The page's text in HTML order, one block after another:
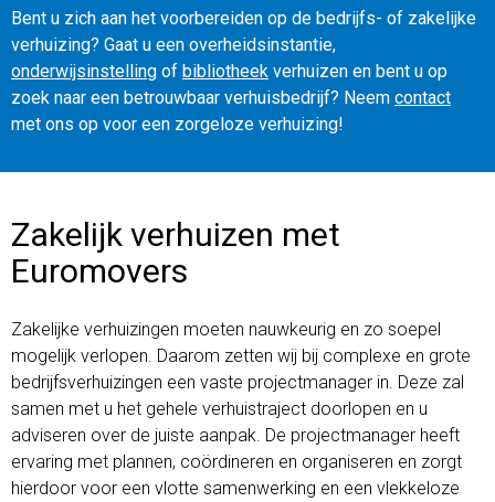
Bent u zich aan het voorbereiden op de bedrijfs- of zakelijke
verhuizing? Gaat u een overheidsinstantie,
onderwijsinstelling of bibliotheek verhuizen en bent u op
zoek naar een betrouwbaar verhuisbedrijf? Neem contact
met ons op voor een zorgeloze verhuizing!
Zakelijk verhuizen met
Euromovers
Zakelijke verhuizingen moeten nauwkeurig en zo soepel
mogelijk verlopen. Daarom zetten wij bij complexe en grote
bedrijfsverhuizingen een vaste projectmanager in. Deze zal
samen met u het gehele verhuistraject doorlopen en u
adviseren over de juiste aanpak. De projectmanager heeft
ervaring met plannen, coördineren en organiseren en zorgt
hierdoor voor een vlotte samenwerking en een vlekkeloze